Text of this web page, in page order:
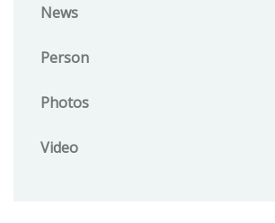
News
Person
Photos
Video